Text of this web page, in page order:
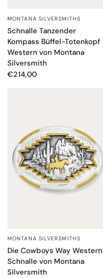
SCHNELLANSICHT
MONTANA SILVERSMITHS
Schnalle Tanzender
Kompass Büffel-Totenkopf
Western von Montana
Silversmith
€214,00
SCHNELLANSICHT
MONTANA SILVERSMITHS
Die Cowboys Way Western
Schnalle von Montana
Silversmith